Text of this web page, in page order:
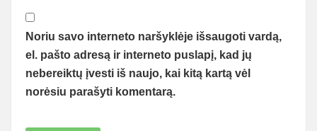
Noriu savo interneto naršyklėje išsaugoti vardą,
el. pašto adresą ir interneto puslapį, kad jų
nebereiktų įvesti iš naujo, kai kitą kartą vėl
norėsiu parašyti komentarą.